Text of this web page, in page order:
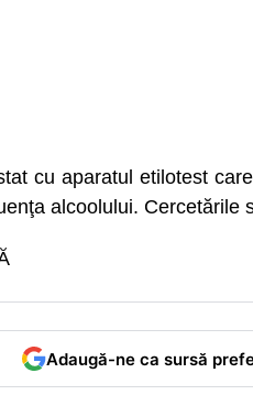
cu aparatul etilotest
alcoolului. Cercetările
Adaugă-ne ca sursă